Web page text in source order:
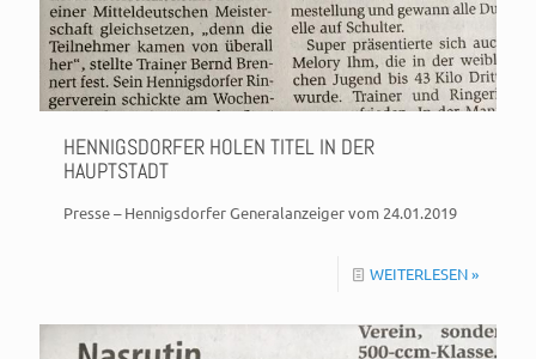
HENNIGSDORFER HOLEN TITEL IN DER
HAUPTSTADT
Presse – Hennigsdorfer Generalanzeiger vom 24.01.2019
WEITERLESEN »